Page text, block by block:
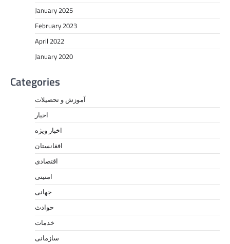
January 2025
February 2023
April 2022
January 2020
Categories
آموزش و تحصیلات
اخبار
اخبار ویژه
افغانستان
اقتصادی
امنیتی
جهانی
حوادث
خدمات
سازمانی